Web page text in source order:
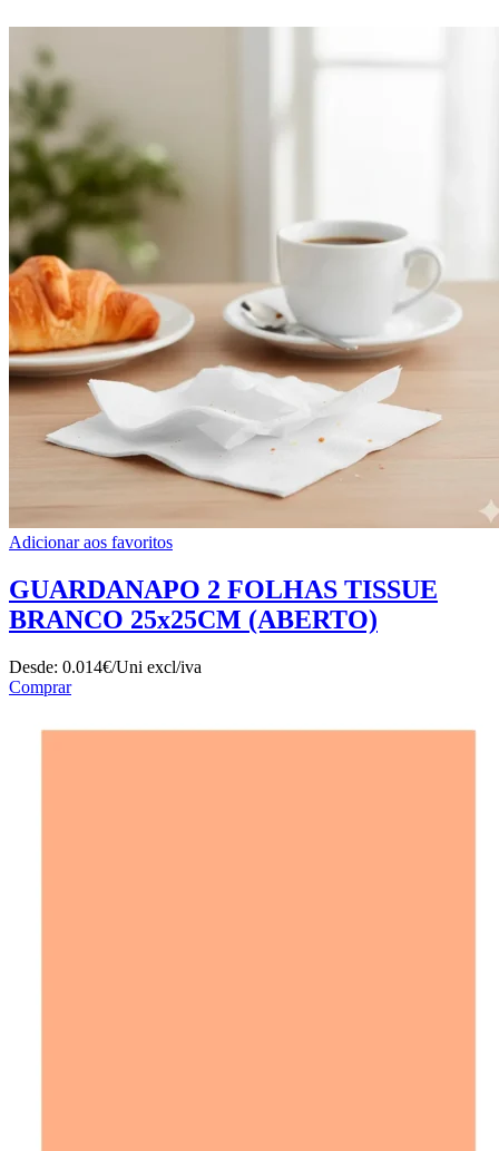
Adicionar aos favoritos
GUARDANAPO 2 FOLHAS TISSUE
BRANCO 25x25CM (ABERTO)
Desde: 0.014€/Uni excl/iva
Comprar